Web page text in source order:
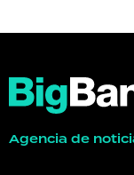
Agencia de